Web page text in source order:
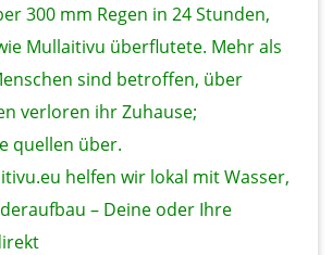
300 mm Regen in 24 Stunden,
Mullaitivu überflutete. Mehr als
sind betroffen, über
verloren ihr Zuhause;
quellen über.
helfen wir lokal mit Wasser,
– Deine oder Ihre